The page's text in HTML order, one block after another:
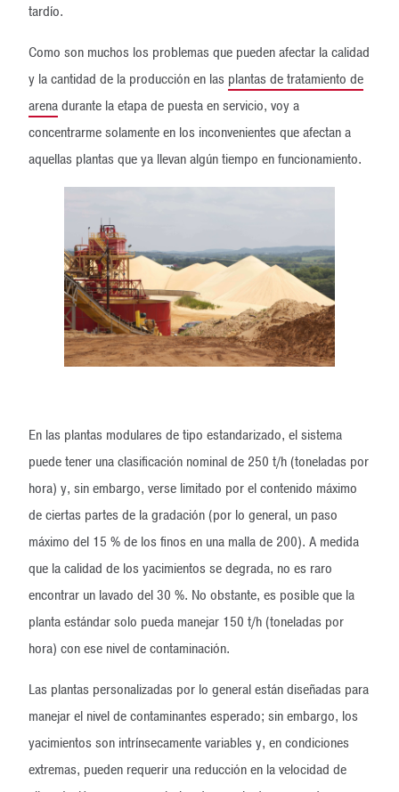
tardío.
Como son muchos los problemas que pueden afectar la calidad
y la cantidad de la producción en las plantas de tratamiento de
arenadurante la etapa de puesta en servicio, voy a
concentrarme solamente en los inconvenientes que afectan a
aquellas plantas que ya llevan algún tiempo en funcionamiento.
En las plantas modulares de tipo estandarizado, el sistema
puede tener una clasificación nominal de 250 t/h (toneladas por
hora) y, sin embargo, verse limitado por el contenido máximo
de ciertas partes de la gradación (por lo general, un paso
máximo del 15 % de los finos en una malla de 200). A medida
que la calidad de los yacimientos se degrada, no es raro
encontrar un lavado del 30 %. No obstante, es posible que la
planta estándar solo pueda manejar 150 t/h (toneladas por
hora) con ese nivel de contaminación.
Las plantas personalizadas por lo general están diseñadas para
manejar el nivel de contaminantes esperado; sin embargo, los
yacimientos son intrínsecamente variables y, en condiciones
extremas, pueden requerir una reducción en la velocidad de